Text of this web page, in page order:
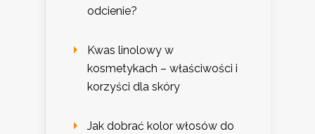
odcienie?
Kwas linolowy w
kosmetykach – właściwości i
korzyści dla skóry
Jak dobrać kolor włosów do